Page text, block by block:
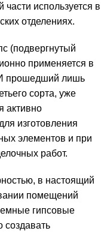
используется в
отделениях.
(подвергнутый
применяется в
прошедший лишь
сорта, уже
активно
изготовления
элементов и при
работ.
в настоящий
помещений
гипсовые
создавать